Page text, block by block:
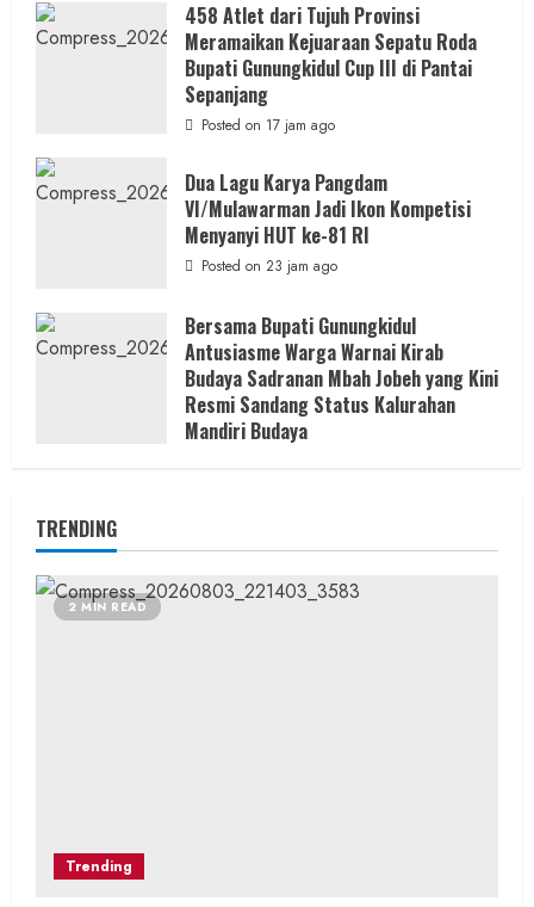
458 Atlet dari Tujuh Provinsi
Meramaikan Kejuaraan Sepatu Roda
Bupati Gunungkidul Cup III di Pantai
Sepanjang
Posted on 17 jam ago
Dua Lagu Karya Pangdam
VI/Mulawarman Jadi Ikon Kompetisi
Menyanyi HUT ke-81 RI
Posted on 23 jam ago
Bersama Bupati Gunungkidul
Antusiasme Warga Warnai Kirab
Budaya Sadranan Mbah Jobeh yang Kini
Resmi Sandang Status Kalurahan
Mandiri Budaya
TRENDING
2 MIN READ
Trending